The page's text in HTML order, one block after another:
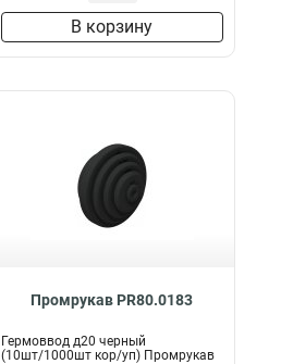
В корзину
Промрукав PR80.0183
Гермоввод д20 черный
(10шт/1000шт кор/уп) Промрукав